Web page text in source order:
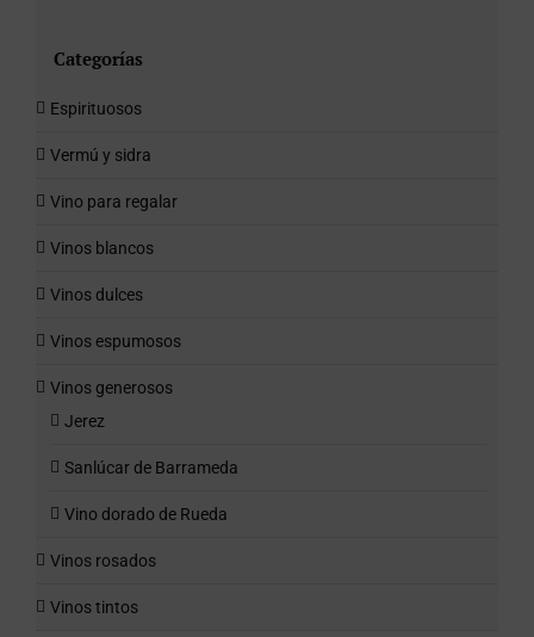
Categorías
Espirituosos
Vermú y sidra
Vino para regalar
Vinos blancos
Vinos dulces
Vinos espumosos
Vinos generosos
Jerez
Sanlúcar de Barrameda
Vino dorado de Rueda
Vinos rosados
Vinos tintos